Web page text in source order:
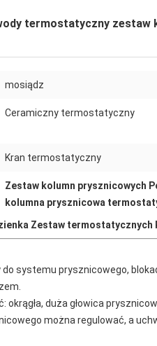
termostatyczny zestaw
mosiądz
Ceramiczny termostatyczny
Kran termostatyczny
Zestaw kolumn prysznicowych
kolumna prysznicowa
Zestaw
systemu prysznicowego,
okrągła, duża głowica
można regulować, a